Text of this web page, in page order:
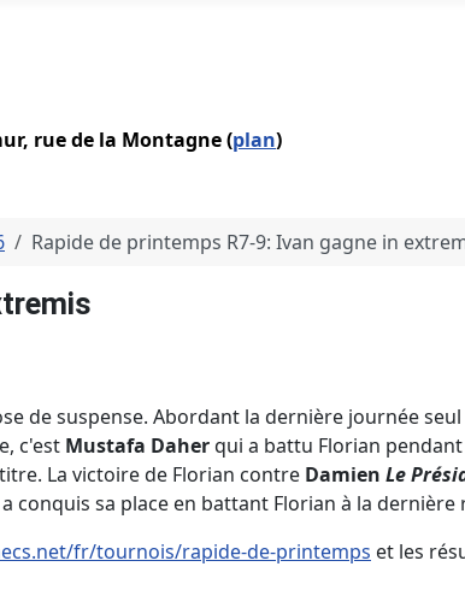
rue de la Montagne (plan)
Rapide de printemps R7-9: Ivan gagne in
de suspense. Abordant la dernière journée
c'est Mustafa Daherqui a battu Florian
La victoire de Florian contre Damien Le
conquis sa place en battant Florian à la dernière
fr/tournois/rapide-de-printemps et les